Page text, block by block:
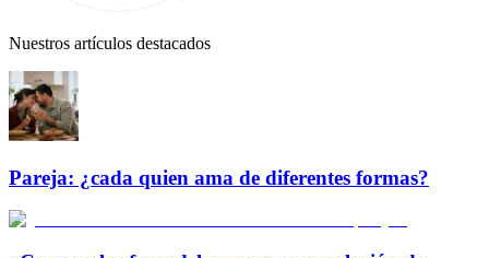
Nuestros artículos destacados
Pareja: ¿cada quien ama de diferentes formas?